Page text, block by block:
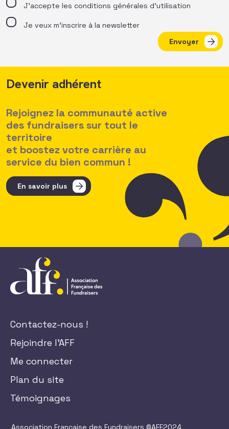
J’accepte les conditions générales d’utilisation
Je veux m'inscrire à la newsletter
Envoyer
Devenir adhérent
Rejoignez la communauté active
des fundraisers sur tout le
territoire
et boostez votre carrière au
service du bien commun !
En savoir plus
Contactez-nous !
Rejoindre l'AFF
Me connecter
Plan du site
Témoignages
Association Française des Fundraisers ©AFF2024